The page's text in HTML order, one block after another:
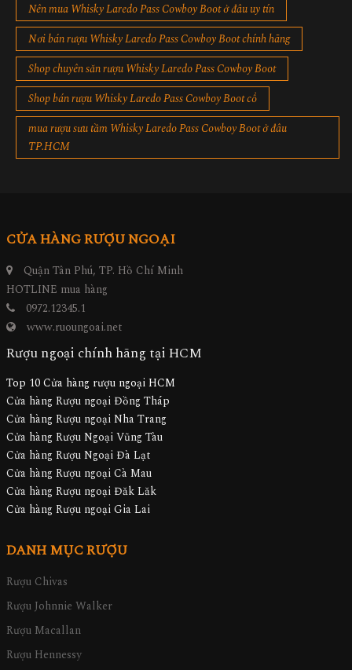
Nên mua Whisky Laredo Pass Cowboy Boot ở đâu uy tín
Nơi bán rượu Whisky Laredo Pass Cowboy Boot chính hãng
Shop chuyên săn rượu Whisky Laredo Pass Cowboy Boot
Shop bán rượu Whisky Laredo Pass Cowboy Boot cổ
mua rượu sưu tầm Whisky Laredo Pass Cowboy Boot ở đâu
TP.HCM
CỬA HÀNG RƯỢU NGOẠI
Quận Tân Phú, TP. Hồ Chí Minh
HOTLINE mua hàng
0972.12345.1
www.ruoungoai.net
Rượu ngoại chính hãng tại HCM
Top 10 Cửa hàng rượu ngoại HCM
Cửa hàng Rượu ngoại Đồng Tháp
Cửa hàng Rượu ngoại Nha Trang
Cửa hàng Rượu Ngoại Vũng Tàu
Cửa hàng Rượu Ngoại Đà Lạt
Cửa hàng Rượu ngoại Cà Mau
Cửa hàng Rượu ngoại Đăk Lăk
Cửa hàng Rượu ngoại Gia Lai
DANH MỤC RƯỢU
Rượu Chivas
Rượu Johnnie Walker
Rượu Macallan
Rượu Hennessy